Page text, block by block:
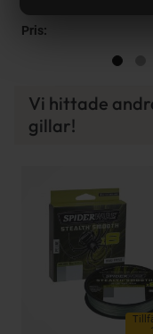
Pris:
Vi hittade
gillar!